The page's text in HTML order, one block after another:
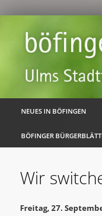
NEUES IN BÖFINGEN
BÖFINGER
Wir
Freitag, 27.